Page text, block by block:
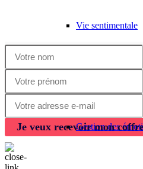
Vie sentimentale
Gestion
Gestion des
Je veux recevoir mon